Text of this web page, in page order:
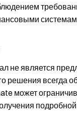
не является
решения всегда
может